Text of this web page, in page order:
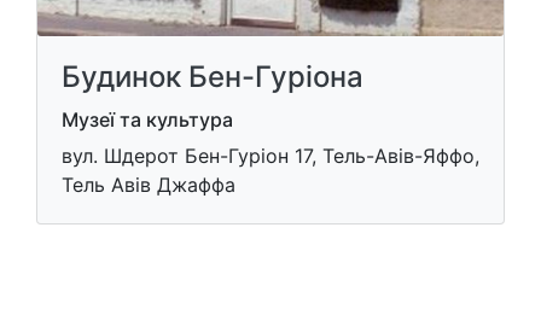
Будинок Бен-Гуріона
Музеї та культура
вул. Шдерот Бен-Гуріон 17, Тель-Авів-Яффо,
Тель Авів Джаффа